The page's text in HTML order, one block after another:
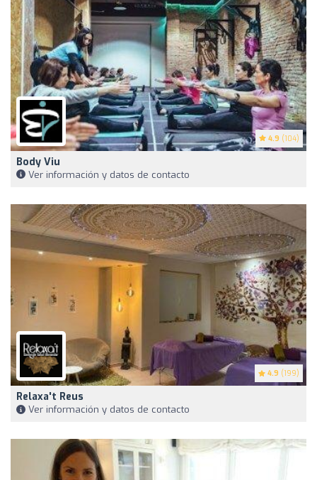
4.9 (104)
Body Viu
Ver información y datos de contacto
4.9 (199)
Relaxa't Reus
Ver información y datos de contacto